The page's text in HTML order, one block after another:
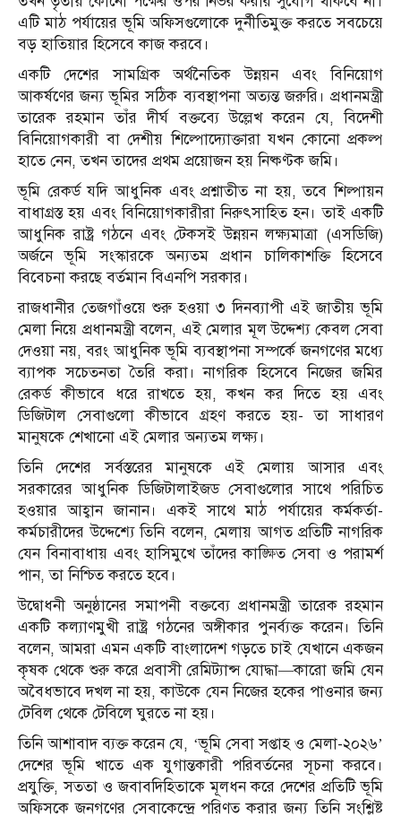
এটি মাঠ পর্যায়ের ভূমি অফিসগুলোকে দুর্নীতিমুক্ত করতে সবচেয়ে
বড় হাতিয়ার হিসেবে কাজ করবে।
একটি দেশের সামগ্রিক অর্থনৈতিক উন্নয়ন এবং বিনিয়োগ
আকর্ষণের জন্য ভূমির সঠিক ব্যবস্থাপনা অত্যন্ত জরুরি। প্রধানমন্ত্রী
তারেক রহমান তাঁর দীর্ঘ বক্তব্যে উল্লেখ করেন যে, বিদেশী
বিনিয়োগকারী বা দেশীয় শিল্পোদ্যোক্তারা যখন কোনো প্রকল্প
হাতে নেন, তখন তাদের প্রথম প্রয়োজন হয় নিষ্কণ্টক জমি।
ভূমি রেকর্ড যদি আধুনিক এবং প্রশ্নাতীত না হয়, তবে শিল্পায়ন
বাধাগ্রস্ত হয় এবং বিনিয়োগকারীরা নিরুৎসাহিত হন। তাই একটি
আধুনিক রাষ্ট্র গঠনে এবং টেকসই উন্নয়ন লক্ষ্যমাত্রা (এসডিজি)
অর্জনে ভূমি সংস্কারকে অন্যতম প্রধান চালিকাশক্তি হিসেবে
বিবেচনা করছে বর্তমান বিএনপি সরকার।
রাজধানীর তেজগাঁওয়ে শুরু হওয়া ৩ দিনব্যাপী এই জাতীয় ভূমি
মেলা নিয়ে প্রধানমন্ত্রী বলেন, এই মেলার মূল উদ্দেশ্য কেবল সেবা
দেওয়া নয়, বরং আধুনিক ভূমি ব্যবস্থাপনা সম্পর্কে জনগণের মধ্যে
ব্যাপক সচেতনতা তৈরি করা। নাগরিক হিসেবে নিজের জমির
রেকর্ড কীভাবে ধরে রাখতে হয়, কখন কর দিতে হয় এবং
ডিজিটাল সেবাগুলো কীভাবে গ্রহণ করতে হয়- তা সাধারণ
মানুষকে শেখানো এই মেলার অন্যতম লক্ষ্য।
তিনি দেশের সর্বস্তরের মানুষকে এই মেলায় আসার এবং
সরকারের আধুনিক ডিজিটালাইজড সেবাগুলোর সাথে পরিচিত
হওয়ার আহ্বান জানান। একই সাথে মাঠ পর্যায়ের কর্মকর্তা-
কর্মচারীদের উদ্দেশ্যে তিনি বলেন, মেলায় আগত প্রতিটি নাগরিক
যেন বিনাবাধায় এবং হাসিমুখে তাঁদের কাঙ্ক্ষিত সেবা ও পরামর্শ
পান, তা নিশ্চিত করতে হবে।
উদ্বোধনী অনুষ্ঠানের সমাপনী বক্তব্যে প্রধানমন্ত্রী তারেক রহমান
একটি কল্যাণমুখী রাষ্ট্র গঠনের অঙ্গীকার পুনর্ব্যক্ত করেন। তিনি
বলেন, আমরা এমন একটি বাংলাদেশ গড়তে চাই যেখানে একজন
কৃষক থেকে শুরু করে প্রবাসী রেমিট্যান্স যোদ্ধা—কারো জমি যেন
অবৈধভাবে দখল না হয়, কাউকে যেন নিজের হকের পাওনার জন্য
টেবিল থেকে টেবিলে ঘুরতে না হয়।
তিনি আশাবাদ ব্যক্ত করেন যে, ‘ভূমি সেবা সপ্তাহ ও মেলা-২০২৬’
দেশের ভূমি খাতে এক যুগান্তকারী পরিবর্তনের সূচনা করবে।
প্রযুক্তি, সততা ও জবাবদিহিতাকে মূলধন করে দেশের প্রতিটি ভূমি
অফিসকে জনগণের সেবাকেন্দ্রে পরিণত করার জন্য তিনি সংশ্লিষ্ট